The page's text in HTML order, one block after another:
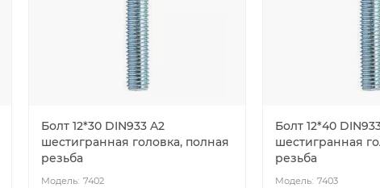
Болт 12*30 DIN933 A2
шестигранная головка, полная
резьба
7402
Болт 12*40
шестигранная
резьба
7403